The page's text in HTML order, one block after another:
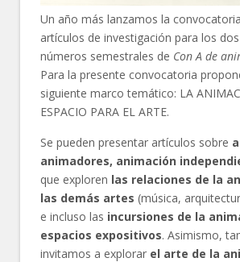
Un año más lanzamos la
artículos de investigación para los
números semestrales de Con A de
Para la presente convocatoria
siguiente marco temático: LA
ESPACIO PARA EL ARTE.
Se pueden presentar artículos sobre
animadores, animación
que exploren las relaciones de la
las demás artes (música,
e incluso las incursiones de la
espacios expositivos. Asimismo,
invitamos a explorar el arte de la